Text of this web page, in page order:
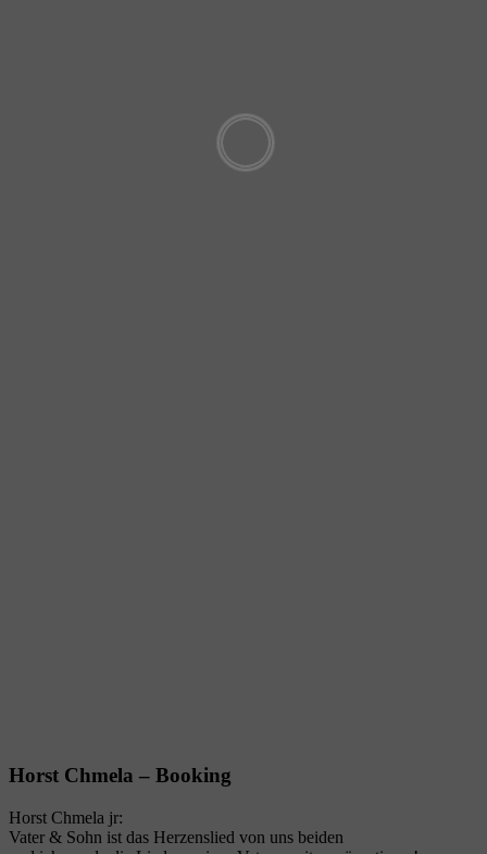
Horst Chmela – Booking
Horst Chmela jr:
Vater & Sohn ist das Herzenslied von uns beiden